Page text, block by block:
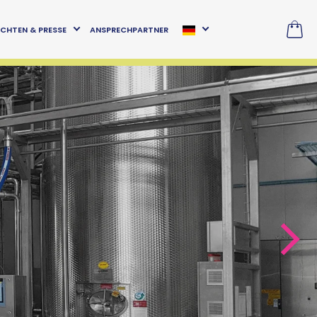
& PRESSE ANSPRECHPARTNER